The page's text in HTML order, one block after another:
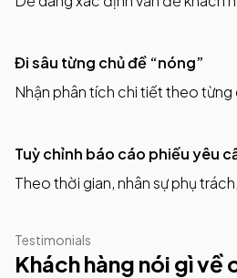
Đi sâu từng chủ đề “nóng”
Nhận phân tích chi tiết theo từng
Tuỳ chỉnh báo cáo phiếu yêu
Theo thời gian, nhân sự phụ
Testimonials
Khách hàng nói gì về